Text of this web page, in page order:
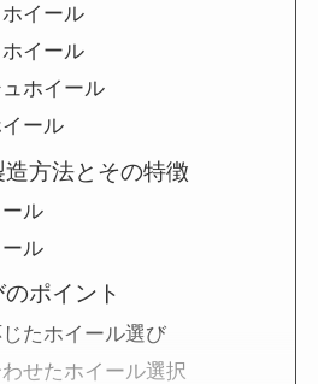
イール
イール
ホイール
ール
方法とその特徴
ル
ル
ポイント
たホイール選び
せたホイール選択